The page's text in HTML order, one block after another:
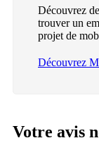
Découvrez
trouver un
projet de
Découvrez
Votre avis